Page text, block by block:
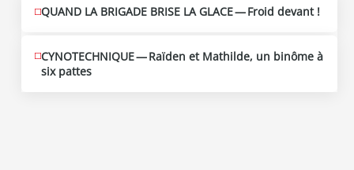
QUAND LA BRIGADE BRISE LA GLACE — Froid devant !
CYNOTECHNIQUE — Raïden et Mathilde, un binôme à
six pattes